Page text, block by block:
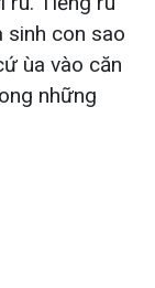
sinh con sao
ùa vào căn
những